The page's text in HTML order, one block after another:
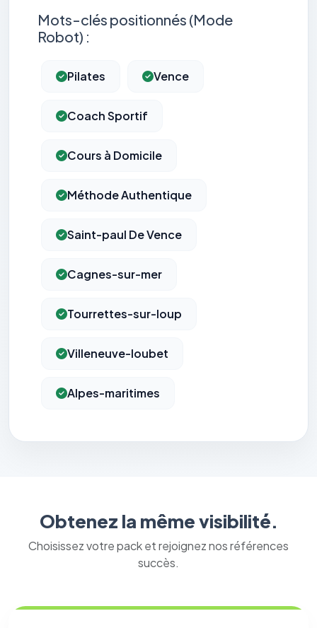
Mots-clés positionnés (Mode
Robot) :
Pilates Vence
Coach Sportif
Cours à Domicile
Méthode Authentique
Saint-paul De Vence
Cagnes-sur-mer
Tourrettes-sur-loup
Villeneuve-loubet
Alpes-maritimes
Obtenez la même visibilité.
Choisissez votre pack et rejoignez nos références
succès.